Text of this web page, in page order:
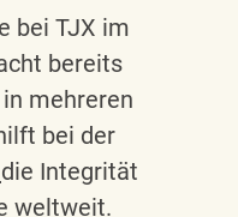
bei TJX im
bereits
mehreren
bei der
die Integrität
weltweit.